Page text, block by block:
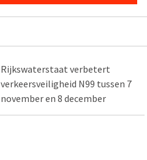
Rijkswaterstaat verbetert
verkeersveiligheid N99 tussen 7
november en 8 december